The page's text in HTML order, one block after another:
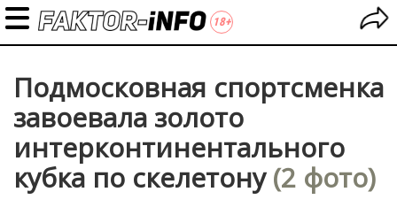
Подмосковная спортсменка
завоевала золото
интерконтинентального
кубка по скелетону(2 фото)